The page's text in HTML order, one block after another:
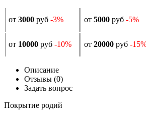
от 3000 руб -3% от 5000 руб -5%
от 10000 руб -10% от 20000 руб -
Описание
Отзывы (0)
Задать вопрос
Покрытие родий